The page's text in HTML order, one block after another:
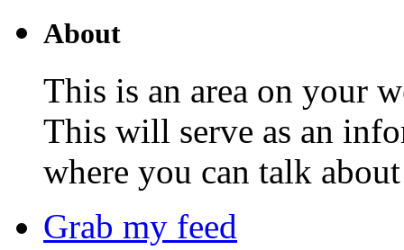
About
This is an area on your
This will serve as an
where you can talk
Grab my feed